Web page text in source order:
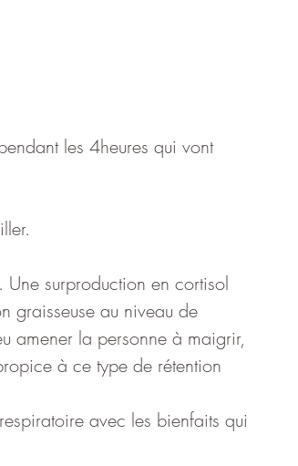
les 4heures qui vont
Une surproduction en cortisol
graisseuse au niveau de
amener la personne à maigrir,
à ce type de rétention
avec les bienfaits qui